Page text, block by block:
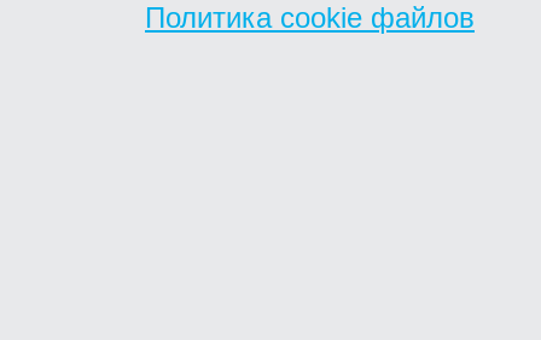
Политика cookie файлов